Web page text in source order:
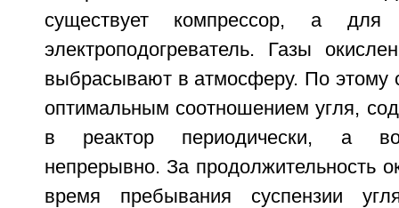
существует компрессор, а
электроподогреватель. Газы
выбрасывают в атмосферу. По этому
оптимальным соотношением угля,
в реактор периодически, а
непрерывно. За продолжительность
время пребывания суспензии